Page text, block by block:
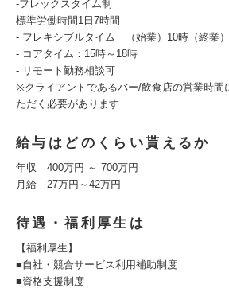
-フレックスタイム制
標準労働時間1日7時間
- フレキシブルタイム （始業）10時（終業
- コアタイム：15時～18時
- リモート勤務相談可
※クライアントであるバー/飲食店の営業時間
ただく必要があります
給与はどのくらい貰えるか
年収 400万円 ～ 700万円
月給 27万円～42万円
待遇・福利厚生は
【福利厚生】
■自社・競合サービス利用補助制度
■資格支援制度